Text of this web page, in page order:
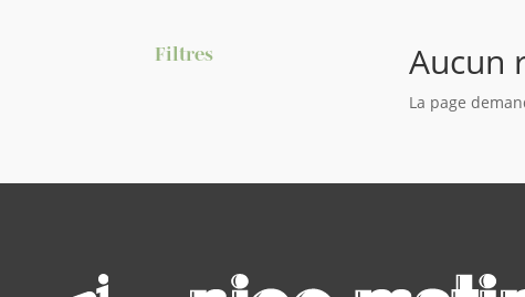
Filtres Aucun
La page